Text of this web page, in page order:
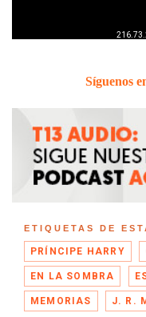
Síguenos
ETIQUETAS DE
PRÍNCIPE HARRY
EN LA SOMBRA
MEMORIAS J. R.